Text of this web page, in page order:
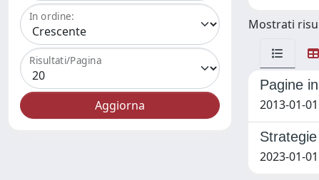
In ordine:
Risultati/Pagina
Mostrati
Pagine
2013-01-
2023-01-